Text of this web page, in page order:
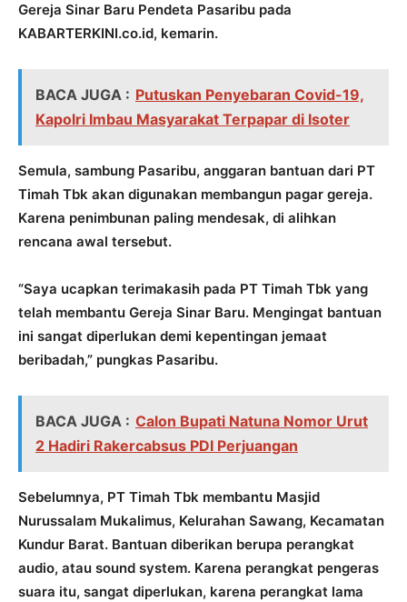
Gereja Sinar Baru Pendeta Pasaribu pada
KABARTERKINI.co.id, kemarin.
BACA JUGA : Putuskan Penyebaran Covid-19,
Kapolri Imbau Masyarakat Terpapar di Isoter
Semula, sambung Pasaribu, anggaran bantuan dari PT
Timah Tbk akan digunakan membangun pagar gereja.
Karena penimbunan paling mendesak, di alihkan
rencana awal tersebut.
“Saya ucapkan terimakasih pada PT Timah Tbk yang
telah membantu Gereja Sinar Baru. Mengingat bantuan
ini sangat diperlukan demi kepentingan jemaat
beribadah,” pungkas Pasaribu.
BACA JUGA : Calon Bupati Natuna Nomor Urut
2 Hadiri Rakercabsus PDI Perjuangan
Sebelumnya, PT Timah Tbk membantu Masjid
Nurussalam Mukalimus, Kelurahan Sawang, Kecamatan
Kundur Barat. Bantuan diberikan berupa perangkat
audio, atau sound system. Karena perangkat pengeras
suara itu, sangat diperlukan, karena perangkat lama